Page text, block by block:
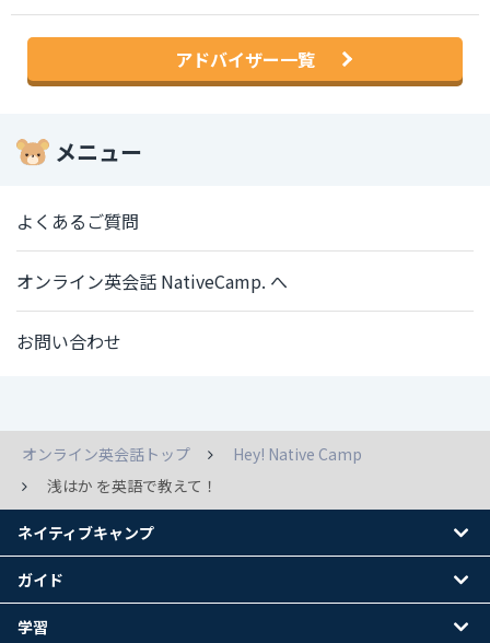
アドバイザー一覧
メニュー
よくあるご質問
オンライン英会話 NativeCamp. へ
お問い合わせ
オンライン英会話トップ
Hey! Native Camp
浅はか を英語で教えて！
ネイティブキャンプ
ガイド
学習